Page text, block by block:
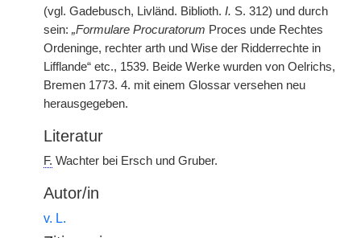
(vgl. Gadebusch, Livländ. Biblioth. I. S. 312) und durch
sein: „Formulare Procuratorum Proces unde Rechtes
Ordeninge, rechter arth und Wise der Ridderrechte in
Lifflande“ etc., 1539. Beide Werke wurden von Oelrichs,
Bremen 1773. 4. mit einem Glossar versehen neu
herausgegeben.
Literatur
F. Wachter bei Ersch und Gruber.
Autor/in
v. L.